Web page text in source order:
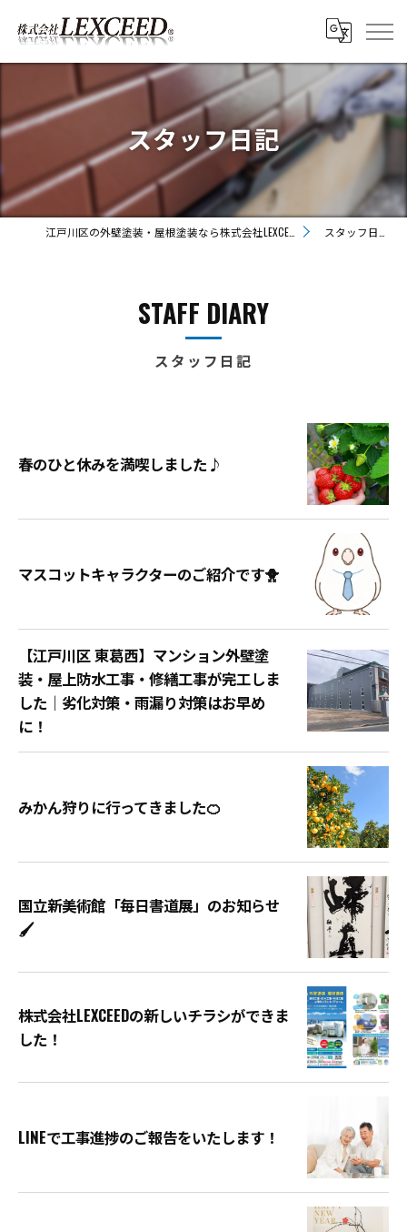
スタッフ日記
スタッフ日記
STAFF DIARY
スタッフ日記
春のひと休みを満喫しました♪
マスコットキャラクターのご紹介です🐥
【江戸川区 東葛西】マンション外壁塗
装・屋上防水工事・修繕工事が完工しま
した｜劣化対策・雨漏り対策はお早め
に！
みかん狩りに行ってきました🍊
国立新美術館「毎日書道展」のお知らせ
🖌
株式会社LEXCEEDの新しいチラシができま
した！
LINEで工事進捗のご報告をいたします！